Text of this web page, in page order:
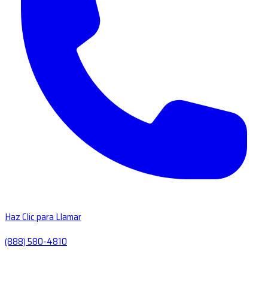
Haz Clic para Llamar
(888) 580-4810